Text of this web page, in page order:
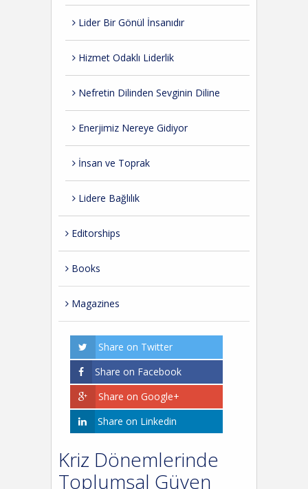
Lider Bir Gönül İnsanıdır
Hizmet Odaklı Liderlik
Nefretin Dilinden Sevginin Diline
Enerjimiz Nereye Gidiyor
İnsan ve Toprak
Lidere Bağlılık
Editorships
Books
Magazines
Share on Twitter
Share on Facebook
Share on Google+
Share on Linkedin
Kriz Dönemlerinde
Toplumsal Güven